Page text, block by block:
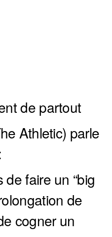
de partout
Athletic) parle
faire un “big
de
cogner un